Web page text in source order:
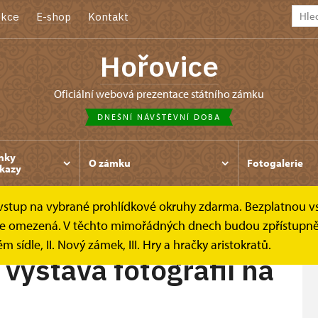
E-shop Kontakt
Hořovice
oficiální webová prezentace státního zámku
DNEŠNÍ NÁVŠTĚVNÍ DOBA
O zámku Fotogalerie
na vybrané prohlídkové okruhy zdarma. Bezplatnou
V těchto mimořádných dnech budou
sídle, II. Nový zámek, III. Hry a hračky aristokratů.
fotografií...
výstava fotografií na